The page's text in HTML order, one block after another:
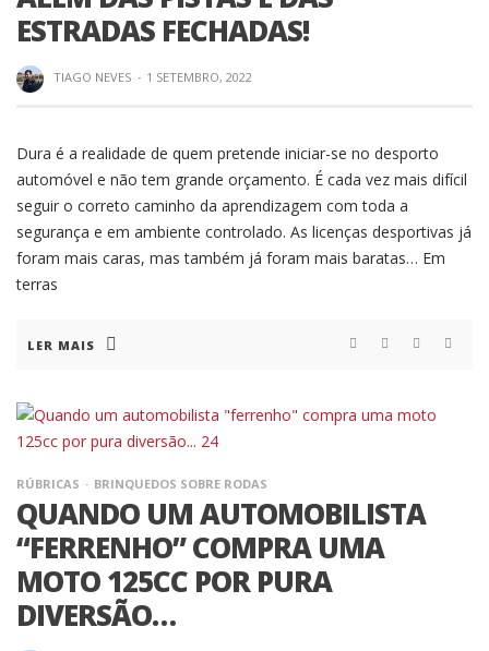
ESTRADAS FECHADAS!
TIAGO NEVES · 1 SETEMBRO, 2022
Dura é a realidade de quem pretende iniciar-se no desporto
automóvel e não tem grande orçamento. É cada vez mais difícil
seguir o correto caminho da aprendizagem com toda a
segurança e em ambiente controlado. As licenças desportivas já
foram mais caras, mas também já foram mais baratas… Em
terras
LER MAIS
RÚBRICAS BRINQUEDOS SOBRE RODAS
QUANDO UM AUTOMOBILISTA
“FERRENHO” COMPRA UMA
MOTO 125CC POR PURA
DIVERSÃO…